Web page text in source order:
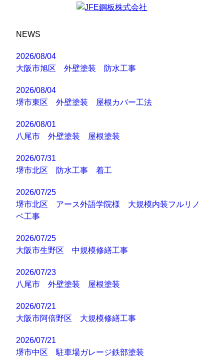
NEWS
2026/08/04
大阪市旭区 外壁塗装 防水工事
2026/08/04
堺市東区 外壁塗装 屋根カバー工法
2026/08/01
八尾市 外壁塗装 屋根塗装
2026/07/31
堺市北区 防水工事 着工
2026/07/25
堺市北区 アース外語学院様 大規模内装フルリノ
ベ工事
2026/07/25
大阪市生野区 中規模修繕工事
2026/07/23
八尾市 外壁塗装 屋根塗装
2026/07/21
大阪市阿倍野区 大規模修繕工事
2026/07/21
堺市中区 駐車場ガレージ鉄部塗装